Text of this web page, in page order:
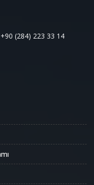
+90 (284) 223 33 14